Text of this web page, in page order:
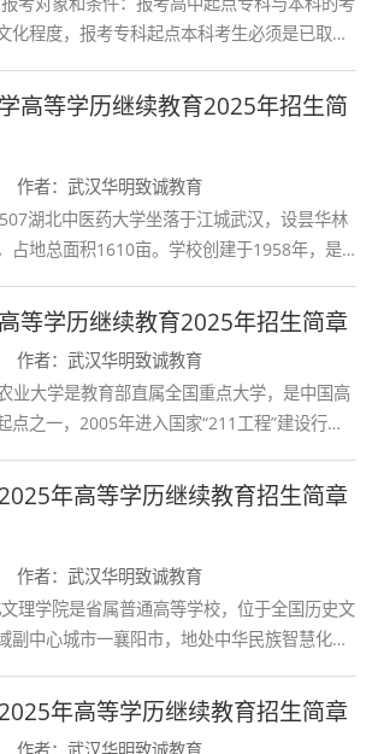
现内置于其中。中国道路是中国
人进一步完善与发展这条道路，
中国人的美好生活。
信仰。所谓中国理论，从其广
的是马克思主义及其中国化的理
列的理论成果经受住中国革命、
并不断深入发展，是中国共产党
智慧的结晶。中国人对中国理论
中国理论的科学性、思想性与真
国理论强大的感召力、思想力与
理论上升到信仰的高度，实质上
握群众”的理想状态。在这种状态
中面临的难题方能更好地得以解
化程度，报考专科起点本科考生必须是已取得
业证书的人
高等学历继续教育2025年招生简
作者：武汉华明致诚教育
湖北中医药大学坐落于江城武汉，设昙华林
占地总面积1610亩。学校创建于1958年，是
究等学历继续教育2025年招生简章
作者：武汉华明致诚教育
业大学是教育部直属全国重点大学，是中国高
点之一，2005年进入国家“211工程”建设行
年高等学历继续教育招生简章
作者：武汉华明致诚教育
副中心城市一襄阳市，地处中华民族智慧化身
年高等学历继续教育招生简章
作者：武汉华明致诚教育